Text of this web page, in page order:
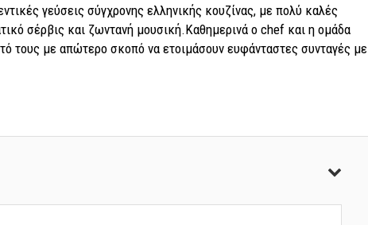
γεύσεις σύγχρονης ελληνικής κουζίνας, με πολύ καλές
σέρβις και ζωντανή μουσική.Καθημερινά ο chef και η ομάδα
τους με απώτερο σκοπό να ετοιμάσουν ευφάνταστες συνταγές με